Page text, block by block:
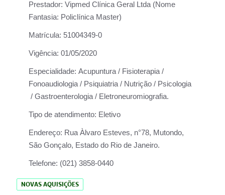
Prestador: Vipmed Clínica Geral Ltda (Nome
Fantasia: Policlínica Master)
Matrícula: 51004349-0
Vigência: 01/05/2020
Especialidade: Acupuntura / Fisioterapia /
Fonoaudiologia / Psiquiatria / Nutrição / Psicologia
/ Gastroenterologia / Eletroneuromiografia.
Tipo de atendimento: Eletivo
Endereço: Rua Àlvaro Esteves, n°78, Mutondo,
São Gonçalo, Estado do Rio de Janeiro.
Telefone: (021) 3858-0440
NOVAS AQUISIÇÕES